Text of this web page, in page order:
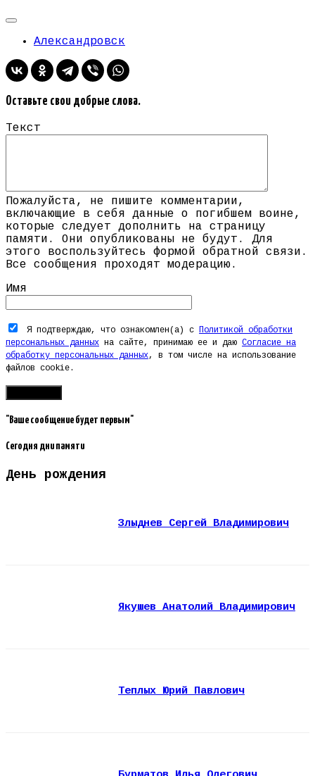
Александровск
Оставьте свои добрые слова.
Текст
Пожалуйста, не пишите комментарии,
включающие в себя данные о погибшем воине,
которые следует дополнить на страницу
памяти. Они опубликованы не будут. Для
этого воспользуйтесь формой обратной связи.
Все сообщения проходят модерацию.
Имя
Я подтверждаю, что ознакомлен(а) с
Политикой обработки
персональных данных на сайте, принимаю ее и даю Согласие на
обработку персональных данных, в том числе на использование
файлов cookie.
"Ваше сообщение будет первым"
Сегодня дни памяти
День рождения
Злыднев Сергей Владимирович
Якушев Анатолий Владимирович
Теплых Юрий Павлович